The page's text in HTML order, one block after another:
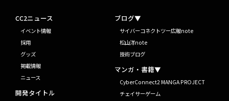
CC2ニュース
イベント情報
採用
グッズ
掲載情報
ニュース
開発タイトル
ブログ▼
サイバーコネクトツー広報note
松山洋note
技術ブログ
マンガ・書籍▼
CyberConnect2 MANGA PROJECT
チェイサーゲーム